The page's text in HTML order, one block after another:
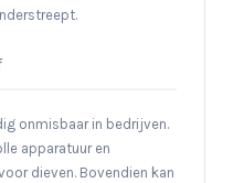
onmisbaar in bedrijven.
apparatuur en
dieven. Bovendien kan